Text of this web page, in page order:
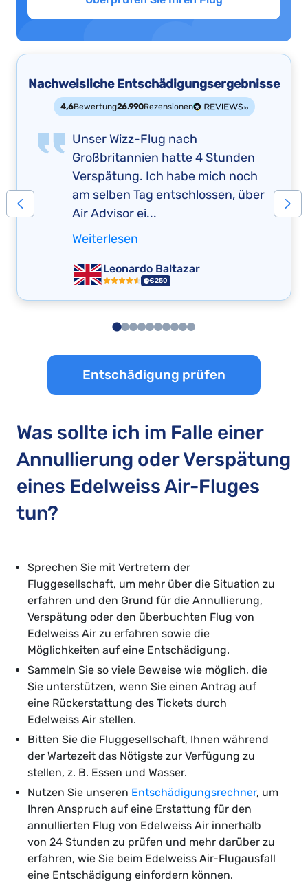
Nachweisliche Entschädigungsergebnisse
4,6Bewertung26.990Rezensionen
Unser Wizz-Flug nach
Großbritannien hatte 4 Stunden
Verspätung. Ich habe mich noch
am selben Tag entschlossen, über
Air Advisor ei...
Weiterlesen
Leonardo Baltazar
€250
Entschädigung prüfen
Was sollte ich im Falle einer
Annullierung oder Verspätung
eines Edelweiss Air-Fluges
tun?
Sprechen Sie mit Vertretern der
Fluggesellschaft, um mehr über die Situation zu
erfahren und den Grund für die Annullierung,
Verspätung oder den überbuchten Flug von
Edelweiss Air zu erfahren sowie die
Möglichkeiten auf eine Entschädigung.
Sammeln Sie so viele Beweise wie möglich, die
Sie unterstützen, wenn Sie einen Antrag auf
eine Rückerstattung des Tickets durch
Edelweiss Air stellen.
Bitten Sie die Fluggesellschaft, Ihnen während
der Wartezeit das Nötigste zur Verfügung zu
stellen, z. B. Essen und Wasser.
Nutzen Sie unseren Entschädigungsrechner, um
Ihren Anspruch auf eine Erstattung für den
annullierten Flug von Edelweiss Air innerhalb
von 24 Stunden zu prüfen und mehr darüber zu
erfahren, wie Sie beim Edelweiss Air-Flugausfall
eine Entschädigung einfordern können.